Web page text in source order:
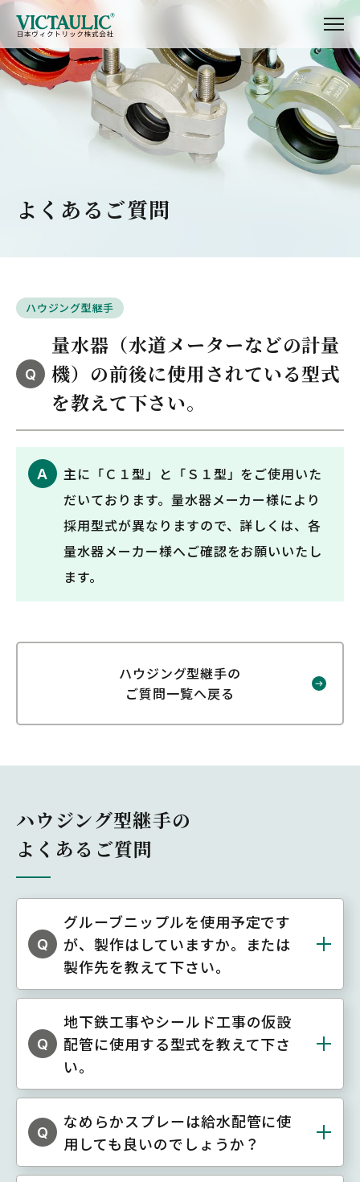
よくあるご質問
ハウジング型継手
Q
量水器（水道メーターなどの計量
機）の前後に使用されている型式
を教えて下さい。
A
主に「Ｃ１型」と「Ｓ１型」をご使用いた
だいております。量水器メーカー様により
採用型式が異なりますので、詳しくは、各
量水器メーカー様へご確認をお願いいたし
ます。
ハウジング型継手の
ご質問一覧へ戻る
ハウジング型継手の
よくあるご質問
Q
グルーブニップルを使用予定です
が、製作はしていますか。または
製作先を教えて下さい。
Q
地下鉄工事やシールド工事の仮設
配管に使用する型式を教えて下さ
い。
Q
なめらかスプレーは給水配管に使
用しても良いのでしょうか？